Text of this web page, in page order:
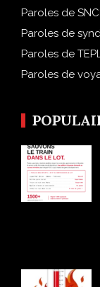
Paroles de
Paroles de
Paroles de
Paroles de